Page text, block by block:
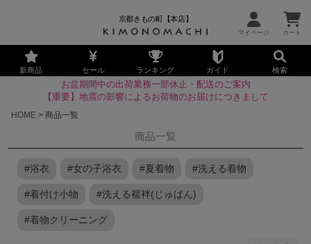
京都きもの町【本店】
新商品 セール ランキング ガイド 検索
お盆期間中の出荷業務一部休止・配送のご案内
【重要】地震の影響によるお荷物のお届けにつきまして
HOME
商品一覧
商品一覧
#浴衣 #女の子浴衣 #夏着物 #洗える着物
#着付け小物 #洗える襦袢(じゅばん)
#着物クリーニング
並び順
新着順
登録順
価格が安い順
優先度順
レビュー順